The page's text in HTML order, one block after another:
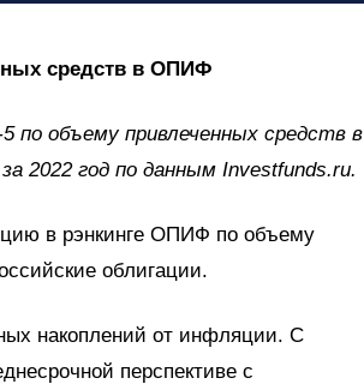
средств в ОПИФ
объему привлеченных средств в
2022 год по данным Investfunds.ru.
в рэнкинге ОПИФ по объему
облигации.
накоплений от инфляции. С
перспективе с